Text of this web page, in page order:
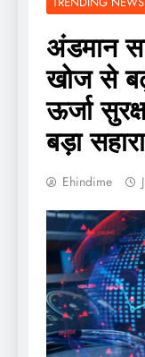
अंडमान
खोज से
ऊर्जा
बड़ा सहारा
Ehindime